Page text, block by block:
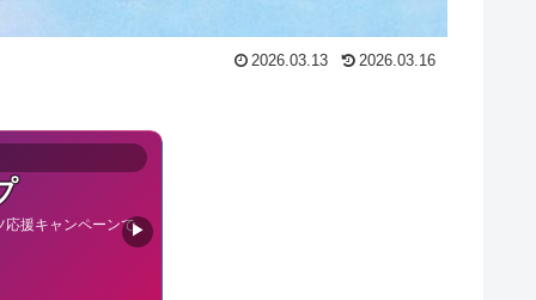
2026.03.13 2026.03.16
応援キャンペーンで▶